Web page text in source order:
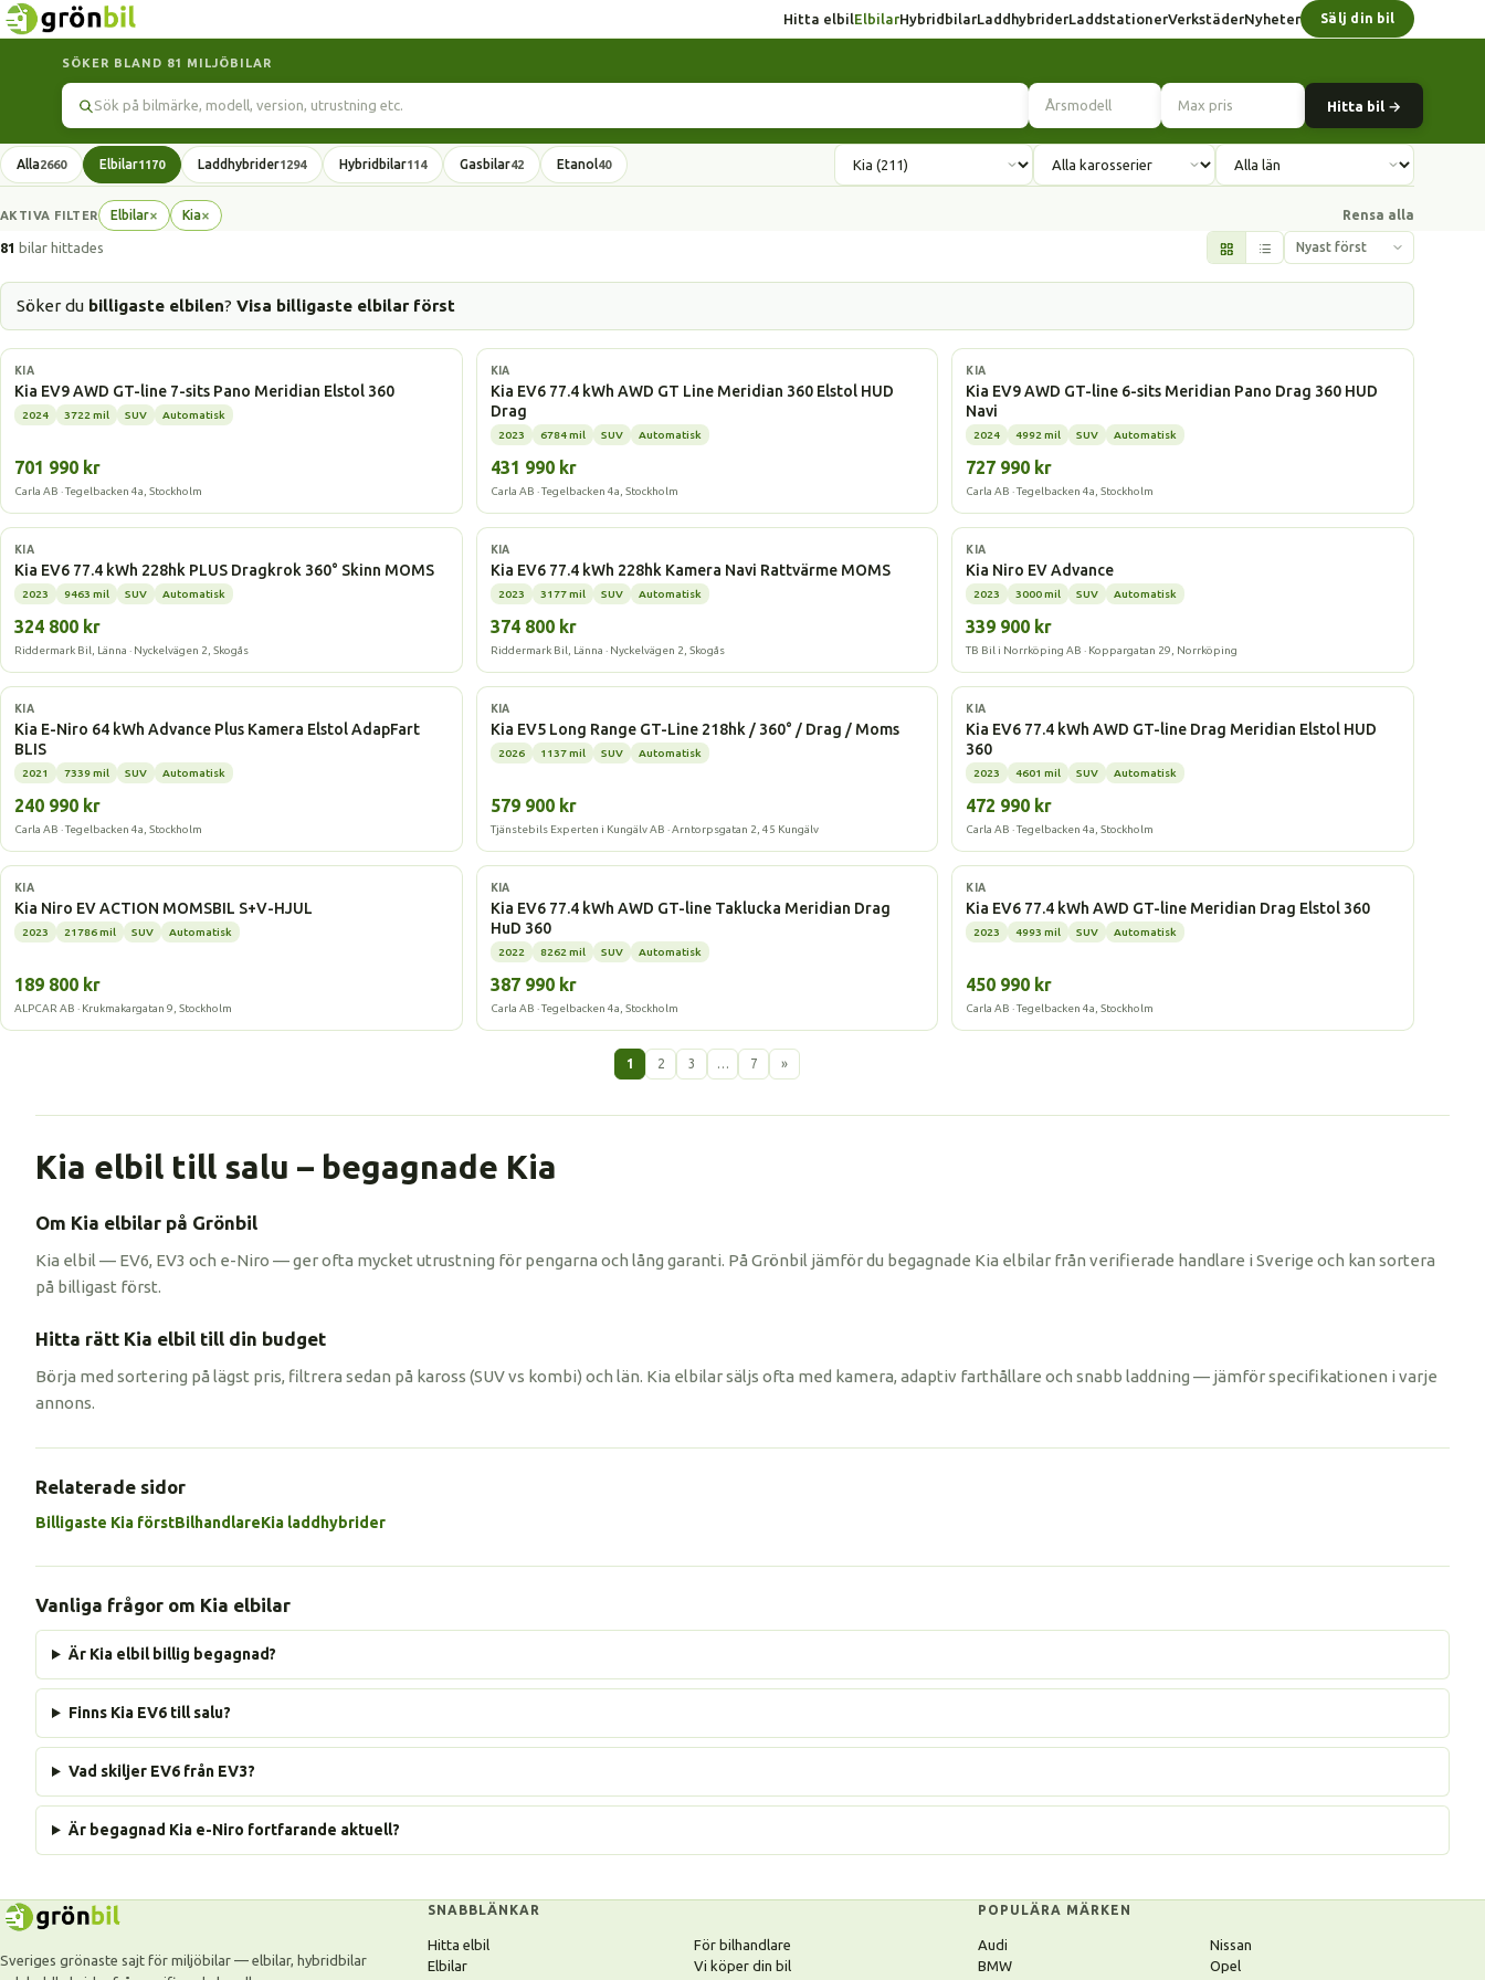
Hitta elbilElbilarHybridbilarLaddhybriderLaddstationerVerkstäderNyheter Sälj din bil
SÖKER BLAND 81 MILJÖBILAR
Hitta bil →
Alla2660 Elbilar1170 Laddhybrider1294 Hybridbilar114 Gasbilar42 Etanol40
AKTIVA FILTER Elbilar×
Ta
Kia×
Ta
Rensa alla
81 bilar hittades
Söker du billigaste elbilen? Visa billigaste elbilar först
Elbil
KIA
Kia EV9 AWD GT-line 7-sits Pano Meridian Elstol 360
2024 3722 mil SUV Automatisk
701 990 kr
Carla AB · Tegelbacken 4a, Stockholm
Elbil
KIA
Kia EV6 77.4 kWh AWD GT Line Meridian 360 Elstol HUD
Drag
2023 6784 mil SUV Automatisk
431 990 kr
Carla AB · Tegelbacken 4a, Stockholm
Elbil
KIA
Kia EV9 AWD GT-line 6-sits Meridian Pano Drag 360 HUD
Navi
2024 4992 mil SUV Automatisk
727 990 kr
Carla AB · Tegelbacken 4a, Stockholm
Elbil
KIA
Kia EV6 77.4 kWh 228hk PLUS Dragkrok 360° Skinn MOMS
2023 9463 mil SUV Automatisk
324 800 kr
Riddermark Bil, Länna · Nyckelvägen 2, Skogås
Elbil
KIA
Kia EV6 77.4 kWh 228hk Kamera Navi Rattvärme MOMS
2023 3177 mil SUV Automatisk
374 800 kr
Riddermark Bil, Länna · Nyckelvägen 2, Skogås
Elbil
KIA
Kia Niro EV Advance
2023 3000 mil SUV Automatisk
339 900 kr
TB Bil i Norrköping AB · Koppargatan 29, Norrköping
Elbil
KIA
Kia E-Niro 64 kWh Advance Plus Kamera Elstol AdapFart
BLIS
2021 7339 mil SUV Automatisk
240 990 kr
Carla AB · Tegelbacken 4a, Stockholm
Elbil
KIA
Kia EV5 Long Range GT-Line 218hk / 360° / Drag / Moms
2026 1137 mil SUV Automatisk
579 900 kr
Tjänstebils Experten i Kungälv AB · Arntorpsgatan 2, 45 Kungälv
Elbil
KIA
Kia EV6 77.4 kWh AWD GT-line Drag Meridian Elstol HUD
360
2023 4601 mil SUV Automatisk
472 990 kr
Carla AB · Tegelbacken 4a, Stockholm
Elbil
KIA
Kia Niro EV ACTION MOMSBIL S+V-HJUL
2023 21786 mil SUV Automatisk
189 800 kr
ALPCAR AB · Krukmakargatan 9, Stockholm
Elbil
KIA
Kia EV6 77.4 kWh AWD GT-line Taklucka Meridian Drag
HuD 360
2022 8262 mil SUV Automatisk
387 990 kr
Carla AB · Tegelbacken 4a, Stockholm
Elbil
KIA
Kia EV6 77.4 kWh AWD GT-line Meridian Drag Elstol 360
2023 4993 mil SUV Automatisk
450 990 kr
Carla AB · Tegelbacken 4a, Stockholm
1 2 3 … 7 »
Kia elbil till salu – begagnade Kia
Om Kia elbilar på Grönbil
Kia elbil — EV6, EV3 och e-Niro — ger ofta mycket utrustning för pengarna och lång garanti. På Grönbil jämför du begagnade Kia elbilar från verifierade handlare i Sverige och kan sortera
på billigast först.
Hitta rätt Kia elbil till din budget
Börja med sortering på lägst pris, filtrera sedan på kaross (SUV vs kombi) och län. Kia elbilar säljs ofta med kamera, adaptiv farthållare och snabb laddning — jämför specifikationen i varje
annons.
Relaterade sidor
Billigaste Kia förstBilhandlareKia laddhybrider
Vanliga frågor om Kia elbilar
Är Kia elbil billig begagnad?
Finns Kia EV6 till salu?
Vad skiljer EV6 från EV3?
Är begagnad Kia e-Niro fortfarande aktuell?
Sveriges grönaste sajt för miljöbilar — elbilar, hybridbilar
SNABBLÄNKAR
Hitta elbil
Elbilar
För bilhandlare
Vi köper din bil
POPULÄRA MÄRKEN
Audi
BMW
Nissan
Opel